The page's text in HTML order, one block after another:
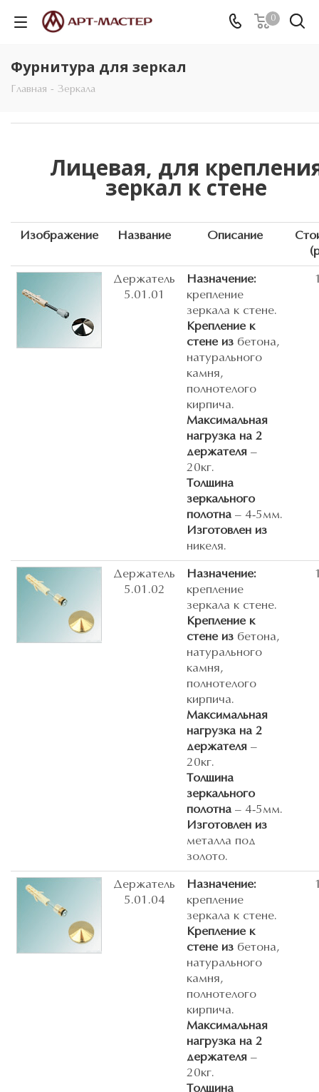
0
Фурнитура для зеркал
Главная - Зеркала
Лицевая, для
зеркал к стене
Изображение Название Описание
Держатель
5.01.01
Назначение:
крепление
зеркала к стене.
Крепление к
стене из бетона,
натурального
камня,
полнотелого
кирпича.
Максимальная
нагрузка на 2
держателя –
20кг.
Толщина
зеркального
полотна – 4-5мм.
Изготовлен из
никеля.
Держатель
5.01.02
Назначение:
крепление
зеркала к стене.
Крепление к
стене из бетона,
натурального
камня,
полнотелого
кирпича.
Максимальная
нагрузка на 2
держателя –
20кг.
Толщина
зеркального
полотна – 4-5мм.
Изготовлен из
металла под
золото.
Держатель
5.01.04
Назначение:
крепление
зеркала к стене.
Крепление к
стене из бетона,
натурального
камня,
полнотелого
кирпича.
Максимальная
нагрузка на 2
держателя –
20кг.
Толщина